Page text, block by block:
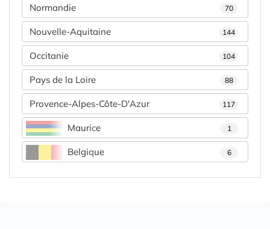
Normandie 70
Nouvelle-Aquitaine 144
Occitanie 104
Pays de la Loire 88
Provence-Alpes-Côte-D'Azur 117
Maurice 1
Belgique 6